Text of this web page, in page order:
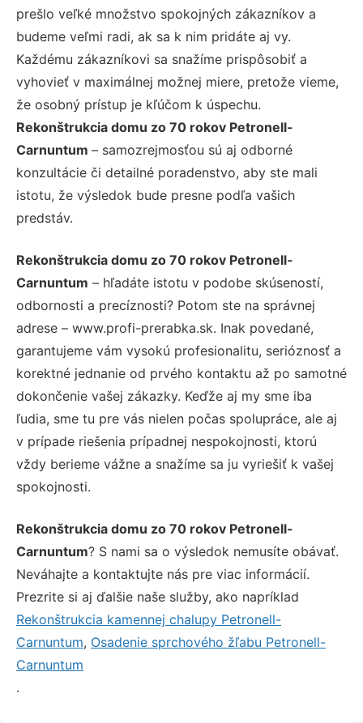
prešlo veľké množstvo spokojných zákazníkov a
budeme veľmi radi, ak sa k nim pridáte aj vy.
Každému zákazníkovi sa snažíme prispôsobiť a
vyhovieť v maximálnej možnej miere, pretože vieme,
že osobný prístup je kľúčom k úspechu.
Rekonštrukcia domu zo 70 rokov Petronell-
Carnuntum – samozrejmosťou sú aj odborné
konzultácie či detailné poradenstvo, aby ste mali
istotu, že výsledok bude presne podľa vašich
predstáv.
Rekonštrukcia domu zo 70 rokov Petronell-
Carnuntum – hľadáte istotu v podobe skúseností,
odbornosti a precíznosti? Potom ste na správnej
adrese – www.profi-prerabka.sk. Inak povedané,
garantujeme vám vysokú profesionalitu, serióznosť a
korektné jednanie od prvého kontaktu až po samotné
dokončenie vašej zákazky. Keďže aj my sme iba
ľudia, sme tu pre vás nielen počas spolupráce, ale aj
v prípade riešenia prípadnej nespokojnosti, ktorú
vždy berieme vážne a snažíme sa ju vyriešiť k vašej
spokojnosti.
Rekonštrukcia domu zo 70 rokov Petronell-
Carnuntum? S nami sa o výsledok nemusíte obávať.
Neváhajte a kontaktujte nás pre viac informácií.
Prezrite si aj ďalšie naše služby, ako napríklad
Rekonštrukcia kamennej chalupy Petronell-
Carnuntum, Osadenie sprchového žľabu Petronell-
Carnuntum
.